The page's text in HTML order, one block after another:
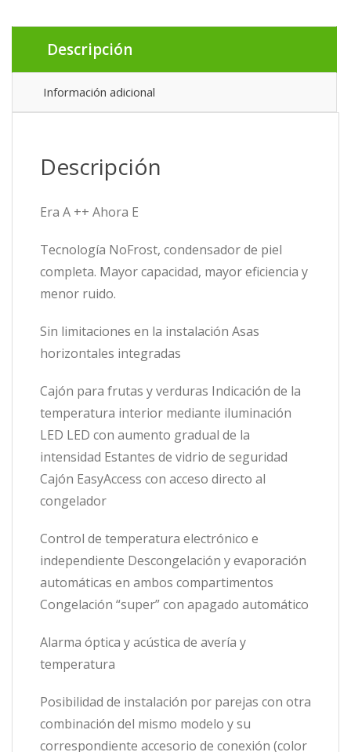
Descripción
Información adicional
Descripción
Era A ++ Ahora E
Tecnología NoFrost, condensador de piel
completa. Mayor capacidad, mayor eficiencia y
menor ruido.
Sin limitaciones en la instalación Asas
horizontales integradas
Cajón para frutas y verduras Indicación de la
temperatura interior mediante iluminación
LED LED con aumento gradual de la
intensidad Estantes de vidrio de seguridad
Cajón EasyAccess con acceso directo al
congelador
Control de temperatura electrónico e
independiente Descongelación y evaporación
automáticas en ambos compartimentos
Congelación “super” con apagado automático
Alarma óptica y acústica de avería y
temperatura
Posibilidad de instalación por parejas con otra
combinación del mismo modelo y su
correspondiente accesorio de conexión (color